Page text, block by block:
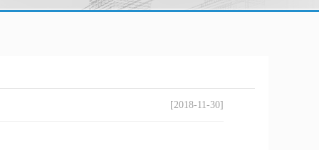
[2018-11-30]